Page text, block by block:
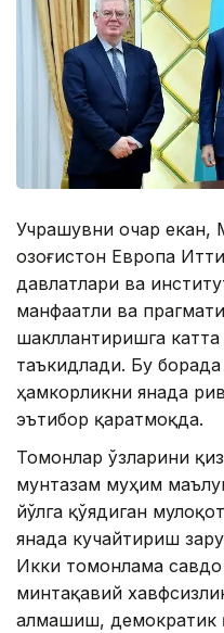
Учрашувни очар екан,
Қозоғистон Европа
давлатлари ва
манфаатли ва
шакллантиришга
таъкидлади. Бу
ҳамкорликни янада
эътибор қаратмоқда.
Томонлар ўзларини
мунтазам муҳим
йўлга қўядиган
янада кучайтириш
Икки томонлама
минтақавий
алмашиш, демократик